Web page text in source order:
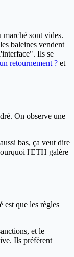
marché sont vides.
baleines vendent
Ils se
retournement ? et
On observe une
bas, ça veut dire
l'ETH galère
que les règles
et le
Ils préfèrent